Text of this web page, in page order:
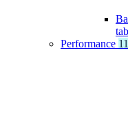
Performance 11